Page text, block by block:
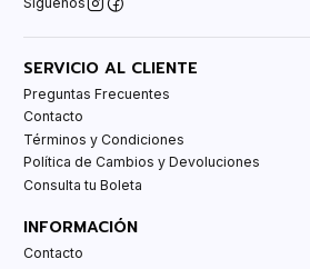
SERVICIO AL CLIENTE
Preguntas Frecuentes
Contacto
Términos y Condiciones
Política de Cambios y Devoluciones
Consulta tu Boleta
INFORMACIÓN
Contacto